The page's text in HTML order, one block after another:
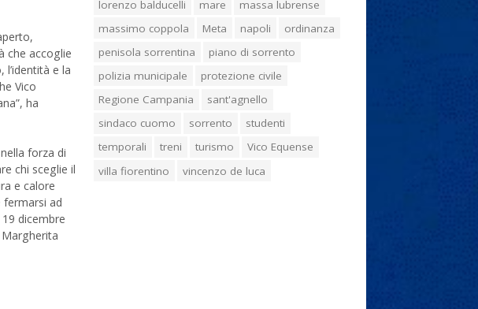
che accoglie
e la
Vico
ha
forza di
chi sceglie il
e calore
fermarsi ad
dicembre
lorenzo balducelli
mare
massa lubrense
massimo coppola
Meta napoli
ordinanza
penisola sorrentina
piano di sorrento
polizia municipale
protezione civile
Regione Campania
sant'agnello
sindaco cuomo
sorrento
studenti
temporali
treni turismo
Vico Equense
villa fiorentino
vincenzo de luca